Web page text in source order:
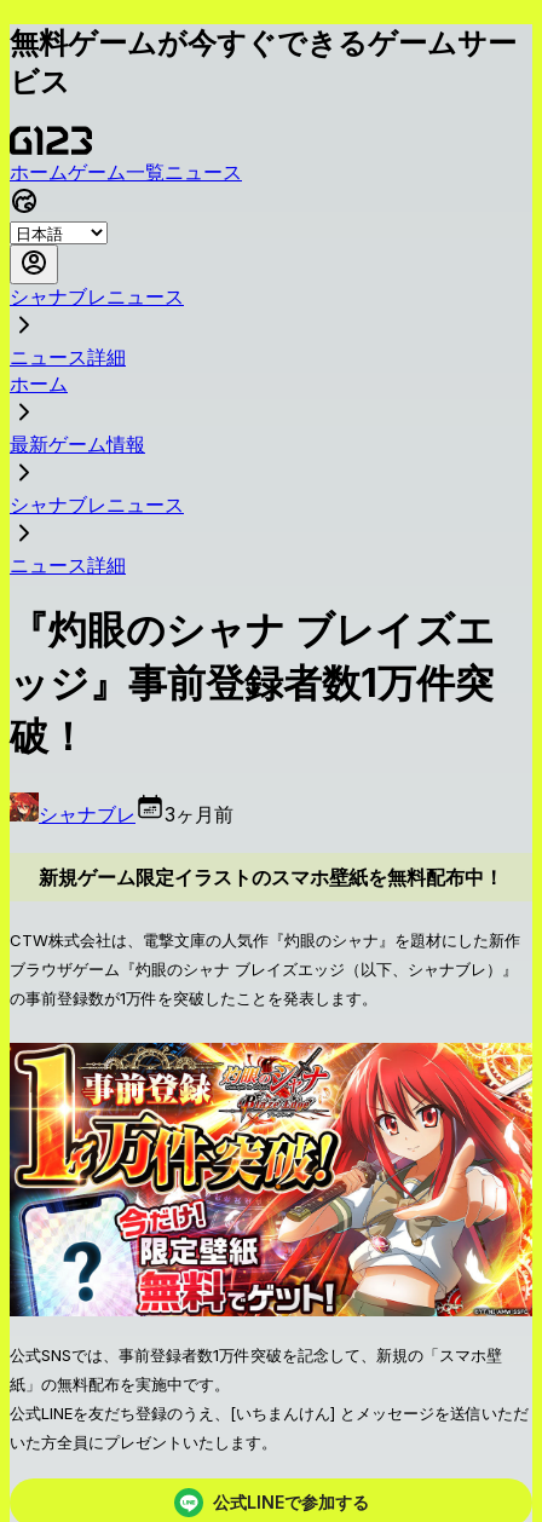
無料ゲームが今すぐできるゲームサー
ビス
ホームゲーム一覧ニュース
シャナブレニュース
ニュース詳細
ホーム
最新ゲーム情報
シャナブレニュース
ニュース詳細
『灼眼のシャナ ブレイズエ
ッジ』事前登録者数1万件突
破！
シャナブレ 3ヶ月前
新規ゲーム限定イラストのスマホ壁紙を無料配布中！
CTW株式会社は、電撃文庫の人気作『灼眼のシャナ』を題材にした新作
ブラウザゲーム『灼眼のシャナ ブレイズエッジ（以下、シャナブレ）』
の事前登録数が1万件を突破したことを発表します。
公式SNSでは、事前登録者数1万件突破を記念して、新規の「スマホ壁
紙」の無料配布を実施中です。
公式LINEを友だち登録のうえ、[いちまんけん] とメッセージを送信いただ
いた方全員にプレゼントいたします。
公式LINEで参加する